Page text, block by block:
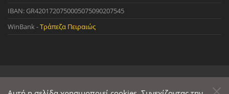
IBAN: GR4201720750005075090207545
WinBank -Τράπεζα Πειραιώς
© 2022 StreetWare. All Rights Reserved. | Designed and Developedby